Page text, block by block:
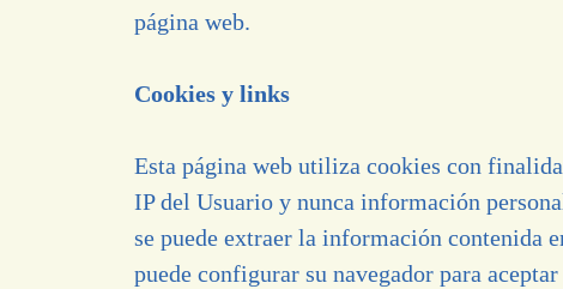
página web.
Cookies y links
Esta página web utiliza cookies con
IP del Usuario y nunca información
se puede extraer la información contenida
puede configurar su navegador para